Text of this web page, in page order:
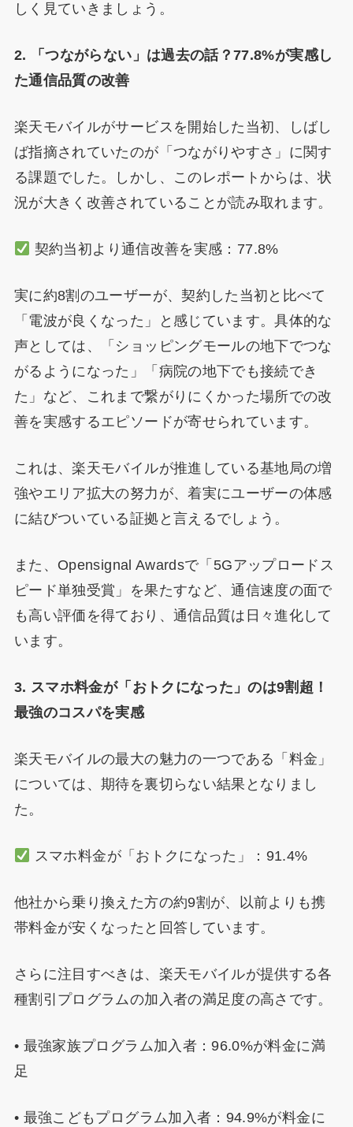
しく見ていきましょう。
2. 「つながらない」は過去の話？77.8%が実感し
た通信品質の改善
楽天モバイルがサービスを開始した当初、しばし
ば指摘されていたのが「つながりやすさ」に関す
る課題でした。しかし、このレポートからは、状
況が大きく改善されていることが読み取れます。
契約当初より通信改善を実感：77.8%
実に約8割のユーザーが、契約した当初と比べて
「電波が良くなった」と感じています。具体的な
声としては、「ショッピングモールの地下でつな
がるようになった」「病院の地下でも接続でき
た」など、これまで繋がりにくかった場所での改
善を実感するエピソードが寄せられています。
これは、楽天モバイルが推進している基地局の増
強やエリア拡大の努力が、着実にユーザーの体感
に結びついている証拠と言えるでしょう。
また、Opensignal Awardsで「5Gアップロードス
ピード単独受賞」を果たすなど、通信速度の面で
も高い評価を得ており、通信品質は日々進化して
います。
3. スマホ料金が「おトクになった」のは9割超！
最強のコスパを実感
楽天モバイルの最大の魅力の一つである「料金」
については、期待を裏切らない結果となりまし
た。
スマホ料金が「おトクになった」：91.4%
他社から乗り換えた方の約9割が、以前よりも携
帯料金が安くなったと回答しています。
さらに注目すべきは、楽天モバイルが提供する各
種割引プログラムの加入者の満足度の高さです。
• 最強家族プログラム加入者：96.0%が料金に満
足
• 最強こどもプログラム加入者：94.9%が料金に